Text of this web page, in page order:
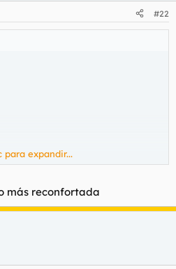
#22
para expandir...
más reconfortada